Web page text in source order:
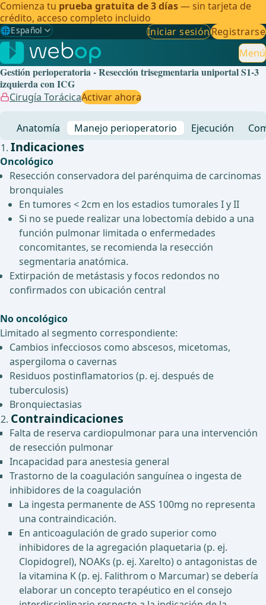
Comienza tu prueba gratuita de 3 días— sin tarjeta de
crédito, acceso completo incluido
🌐Español
Gewählte Sprache: Español
🇩🇪 Alemán
🇬🇧Inglés
🇪🇸Español ✓
🇧🇷Brasileño
Iniciar sesiónRegistrarse
Menú
Gestión perioperatoria - Resección trisegmentaria uniportal S1-3
izquierda con ICG
Cirugía TorácicaActivar ahora
Anatomía Manejo perioperatorio Ejecución
Indicaciones
Oncológico
Resección conservadora del parénquima de carcinomas
bronquiales
En tumores < 2cm en los estadios tumorales I y II
Si no se puede realizar una lobectomía debido a una
función pulmonar limitada o enfermedades
concomitantes, se recomienda la resección
segmentaria anatómica.
Extirpación de metástasis y focos redondos no
confirmados con ubicación central
No oncológico
Limitado al segmento correspondiente:
Cambios infecciosos como abscesos, micetomas,
aspergiloma o cavernas
Residuos postinflamatorios (p. ej. después de
tuberculosis)
Bronquiectasias
Contraindicaciones
Falta de reserva cardiopulmonar para una intervención
de resección pulmonar
Incapacidad para anestesia general
Trastorno de la coagulación sanguínea o ingesta de
inhibidores de la coagulación
La ingesta permanente de ASS 100mg no representa
una contraindicación.
En anticoagulación de grado superior como
inhibidores de la agregación plaquetaria (p. ej.
Clopidogrel), NOAKs (p. ej. Xarelto) o antagonistas de
la vitamina K (p. ej. Falithrom o Marcumar) se debería
elaborar un concepto terapéutico en el consejo